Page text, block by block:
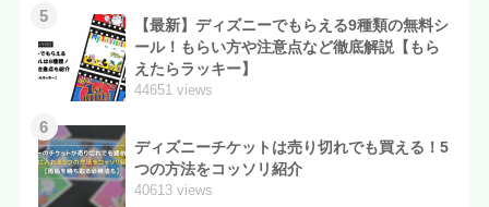
5
【最新】ディズニーでもらえる9種類の無料シ
ール！もらい方や注意点など徹底解説【もら
えたらラッキー】
44651 views
6
ディズニーチケットは売り切れでも買える！5
つの方法をコッソリ紹介
40613 views